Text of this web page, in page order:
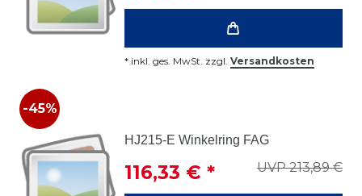
* inkl. ges. MwSt. zzgl. Versandkosten
-45%
HJ215-E Winkelring FAG
UVP 213,89 €
116,33 € *